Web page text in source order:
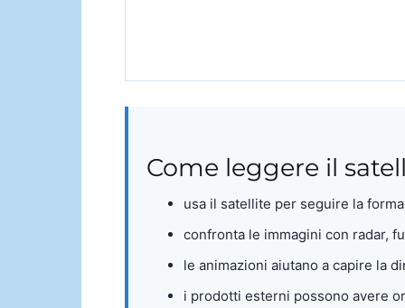
Come leggere il
usa il satellite per seguire la
confronta le immagini con radar,
le animazioni aiutano a capire la
i prodotti esterni possono avere